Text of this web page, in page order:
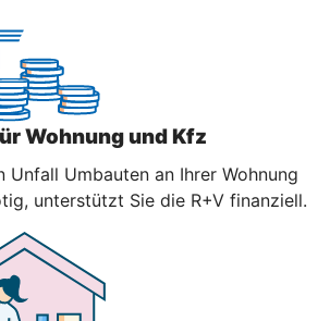
Wohnung und Kfz
Unfall Umbauten an Ihrer Wohnung
unterstützt Sie die R+V finanziell.